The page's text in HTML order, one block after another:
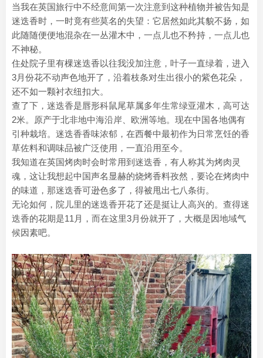
当我在英国旅行中不经意间第一次注意到这种植物并被告知是
迷迭香时，一时竟有些莫名的失望：它居然如此其貌不扬，如
此随随便便地混杂在一丛灌木中，一点儿也不矜持，一点儿也
不神秘。
住处院子里有棵迷迭香以往我没加注意，叶子一直绿着，进入
3月份花不动声色地开了，沿着枝条对生出很小的紫色花朵，
还不如一颗衬衣纽扣大。
查了下，迷迭香是唇形科鼠尾草属多年生常绿亚灌木，高可达
2米。原产于北非地中海沿岸、欧洲等地。现在中国各地偶有
引种栽培。迷迭香香味浓郁，在西餐中最初作为日常烹饪的香
草佐料和调味品被广泛使用，一直沿用至今。
我知道在英国烤肉时会时常用到迷迭香，有人称其为烤肉灵
魂，这让我想起中国声名显赫的烧烤香料孜然，要论在烤肉中
的味道，那迷迭香可逊色多了，得被甩出七八条街。
无论如何，院儿里的迷迭香开花了还是挺让人高兴的。查得迷
迭香的花期是11月，而在这里3月份就开了，大概是因地域气
候因素吧。